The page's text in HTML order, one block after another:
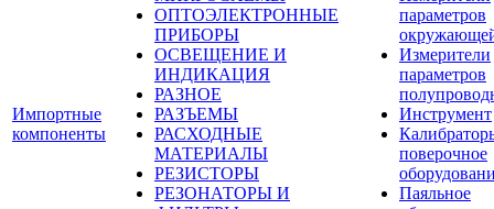
Импортные
компоненты
ОПТОЭЛЕКТРОННЫЕ
ПРИБОРЫ
ОСВЕЩЕНИЕ И
ИНДИКАЦИЯ
РАЗНОЕ
РАЗЪЕМЫ
РАСХОДНЫЕ
МАТЕРИАЛЫ
РЕЗИСТОРЫ
РЕЗОНАТОРЫ И
параметров
Измерители
параметров
Инструмент
поверочное
Паяльное